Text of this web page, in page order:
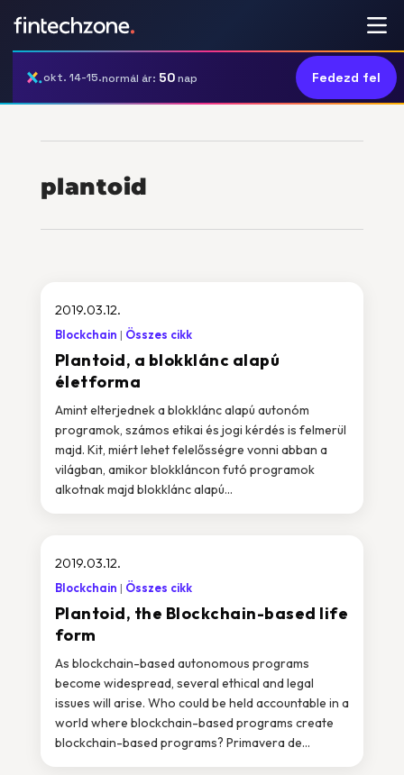
okt. 14-15.normál ár: 50nap Fedezd fel
plantoid
Plantoid, a blokklánc alapú
életforma
2019.03.12.
Blockchain Összes cikk
Amint elterjednek a blokklánc alapú autonóm
programok, számos etikai és jogi kérdés is felmerül
majd. Kit, miért lehet felelősségre vonni abban a
világban, amikor blokkláncon futó programok
alkotnak majd blokklánc alapú...
Plantoid, the Blockchain-based life
form
2019.03.12.
Blockchain Összes cikk
As blockchain-based autonomous programs
become widespread, several ethical and legal
issues will arise. Who could be held accountable in a
world where blockchain-based programs create
blockchain-based programs? Primavera de...